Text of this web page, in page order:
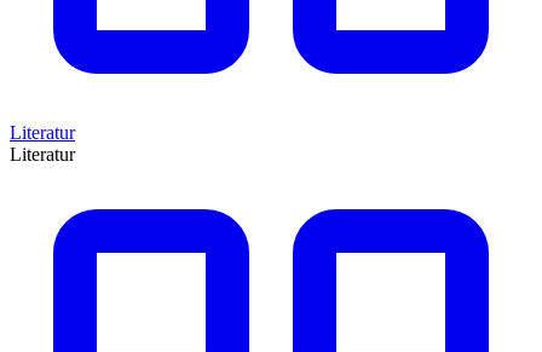
Literatur
Literatur